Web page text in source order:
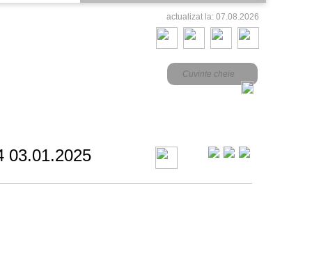
actualizat la: 07.08.2026
03.01.2025